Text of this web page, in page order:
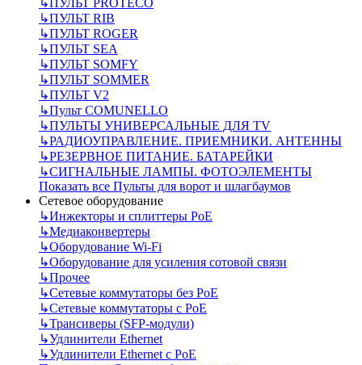
↳ПУЛЬТ PROTECO
↳ПУЛЬТ RIB
↳ПУЛЬТ ROGER
↳ПУЛЬТ SEA
↳ПУЛЬТ SOMFY
↳ПУЛЬТ SOMMER
↳ПУЛЬТ V2
↳Пульт СOMUNELLO
↳ПУЛЬТЫ УНИВЕРСАЛЬНЫЕ ДЛЯ TV
↳РАДИОУПРАВЛЕНИЕ. ПРИЕМНИКИ. АНТЕННЫ
↳РЕЗЕРВНОЕ ПИТАНИЕ. БАТАРЕЙКИ
↳СИГНАЛЬНЫЕ ЛАМПЫ. ФОТОЭЛЕМЕНТЫ
Показать все Пульты для ворот и шлагбаумов
Сетевое оборудование
↳Инжекторы и сплиттеры РоЕ
↳Медиаконвертеры
↳Оборудование Wi-Fi
↳Оборудование для усиления сотовой связи
↳Прочее
↳Сетевые коммутаторы без РоЕ
↳Сетевые коммутаторы с РоЕ
↳Трансиверы (SFP-модули)
↳Удлинители Ethernet
↳Удлинители Ethernet с PoE